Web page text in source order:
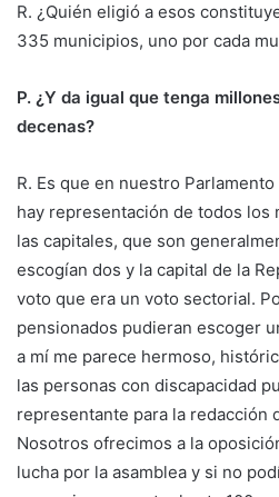
R. ¿Quién eligió a esos
335 municipios, uno por cada
P. ¿Y da igual que tenga
decenas?
R. Es que en nuestro
hay representación de todos los
las capitales, que son
escogían dos y la capital de la
voto que era un voto sectorial.
pensionados pudieran escoger
a mí me parece hermoso,
las personas con discapacidad
representante para la redacción
Nosotros ofrecimos a la
lucha por la asamblea y si no